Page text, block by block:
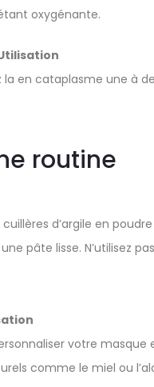
oxygénante.
la en cataplasme une à
routine
d’argile en
pâte lisse. N’utilisez
votre masque
comme le miel ou